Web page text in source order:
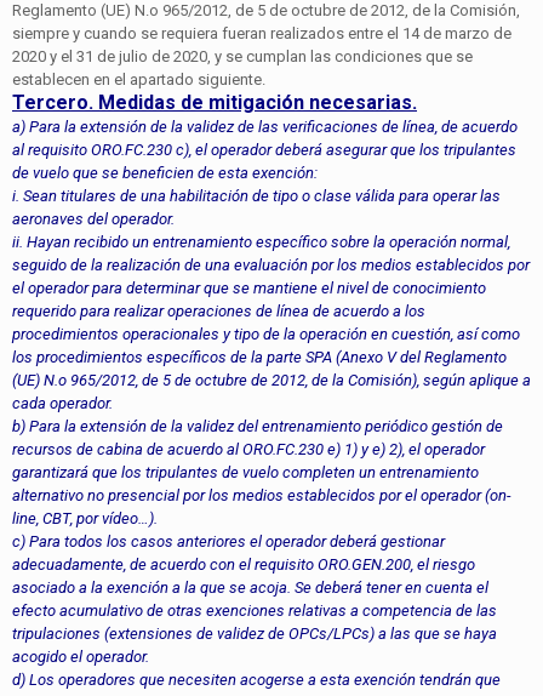
Reglamento (UE) N.o 965/2012, de 5 de octubre de 2012, de la Comisión,
siempre y cuando se requiera fueran realizados entre el 14 de marzo de
2020 y el 31 de julio de 2020, y se cumplan las condiciones que se
establecen en el apartado siguiente.
Tercero. Medidas de mitigación necesarias.
a) Para la extensión de la validez de las verificaciones de línea, de acuerdo
al requisito ORO.FC.230 c), el operador deberá asegurar que los tripulantes
de vuelo que se beneficien de esta exención:
i. Sean titulares de una habilitación de tipo o clase válida para operar las
aeronaves del operador.
ii. Hayan recibido un entrenamiento específico sobre la operación normal,
seguido de la realización de una evaluación por los medios establecidos por
el operador para determinar que se mantiene el nivel de conocimiento
requerido para realizar operaciones de línea de acuerdo a los
procedimientos operacionales y tipo de la operación en cuestión, así como
los procedimientos específicos de la parte SPA (Anexo V del Reglamento
(UE) N.o 965/2012, de 5 de octubre de 2012, de la Comisión), según aplique a
cada operador.
b) Para la extensión de la validez del entrenamiento periódico gestión de
recursos de cabina de acuerdo al ORO.FC.230 e) 1) y e) 2), el operador
garantizará que los tripulantes de vuelo completen un entrenamiento
alternativo no presencial por los medios establecidos por el operador (on-
line, CBT, por vídeo…).
c) Para todos los casos anteriores el operador deberá gestionar
adecuadamente, de acuerdo con el requisito ORO.GEN.200, el riesgo
asociado a la exención a la que se acoja. Se deberá tener en cuenta el
efecto acumulativo de otras exenciones relativas a competencia de las
tripulaciones (extensiones de validez de OPCs/LPCs) a las que se haya
acogido el operador.
d) Los operadores que necesiten acogerse a esta exención tendrán que